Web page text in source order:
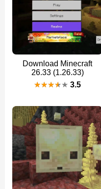
Download Minecraft
26.33 (1.26.33)
3.5